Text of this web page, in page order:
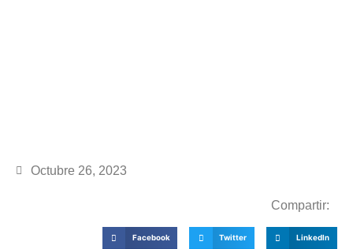
Octubre 26, 2023
Compartir:
Facebook Twitter LinkedIn